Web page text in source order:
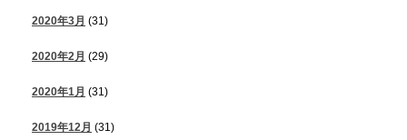
2020年3月 (31)
2020年2月 (29)
2020年1月 (31)
2019年12月 (31)